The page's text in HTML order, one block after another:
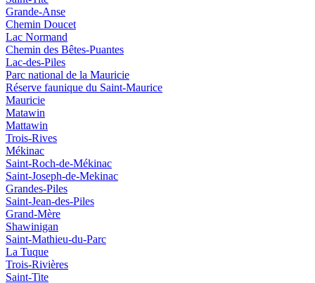
Grande-Anse
Chemin Doucet
Lac Normand
Chemin des Bêtes-Puantes
Lac-des-Piles
Parc national de la Mauricie
Réserve faunique du Saint‑Maurice
Mauricie
Matawin
Mattawin
Trois-Rives
Mékinac
Saint-Roch-de-Mékinac
Saint-Joseph-de-Mekinac
Grandes-Piles
Saint-Jean-des-Piles
Grand-Mère
Shawinigan
Saint-Mathieu-du-Parc
La Tuque
Trois-Rivières
Saint-Tite